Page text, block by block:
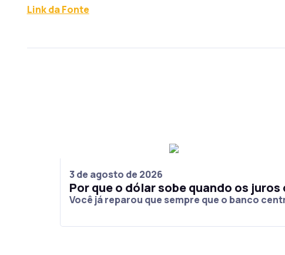
Link da Fonte
3 de agosto de 2026
Por que o dólar sobe quando os
Você já reparou que sempre que o banco